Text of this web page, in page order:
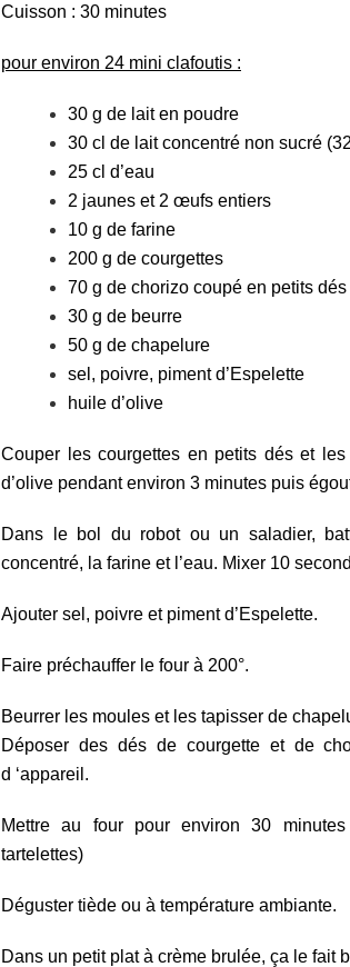
Cuisson : 30 minutes
pour environ 24 mini clafoutis :
30 g de lait en poudre
30 cl de lait concentré non sucré
25 cl d’eau
2 jaunes et 2 œufs entiers
10 g de farine
200 g de courgettes
70 g de chorizo coupé en petits dés
30 g de beurre
50 g de chapelure
sel, poivre, piment d’Espelette
huile d’olive
Couper les courgettes en petits dés et
d’olive pendant environ 3 minutes puis
Dans le bol du robot ou un saladier,
concentré, la farine et l’eau. Mixer 10
Ajouter sel, poivre et piment d’Espelette.
Faire préchauffer le four à 200°.
Beurrer les moules et les tapisser de
Déposer des dés de courgette et de
d ‘appareil.
Mettre au four pour environ 30
tartelettes)
Déguster tiède ou à température ambiante.
Dans un petit plat à crème brulée, ça le fait